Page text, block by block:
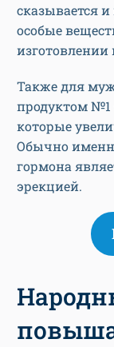
сказывается
особые
изготовлении
Также для
продуктом №1
которые
Обычно
гормона
эрекцией.